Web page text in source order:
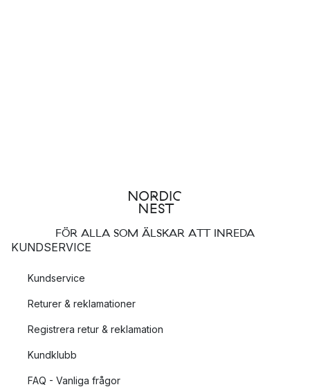
FÖR ALLA SOM ÄLSKAR ATT INREDA
KUNDSERVICE
Kundservice
Returer & reklamationer
Registrera retur & reklamation
Kundklubb
FAQ - Vanliga frågor